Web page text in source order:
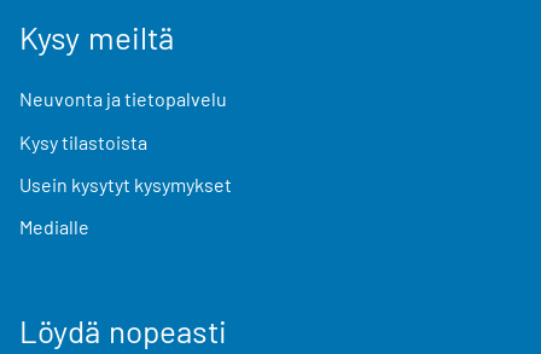
Kysy meiltä
Neuvonta ja tietopalvelu
Kysy tilastoista
Usein kysytyt kysymykset
Medialle
Löydä nopeasti